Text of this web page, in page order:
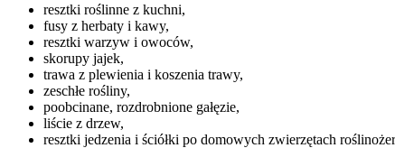
resztki roślinne z kuchni,
fusy z herbaty i kawy,
resztki warzyw i owoców,
skorupy jajek,
trawa z plewienia i koszenia trawy,
zeschłe rośliny,
poobcinane, rozdrobnione gałęzie,
liście z drzew,
resztki jedzenia i ściółki po domowych zwierzętach